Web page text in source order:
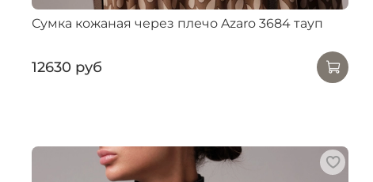
Сумка кожаная через плечо Azaro 3684 тауп
12630 руб